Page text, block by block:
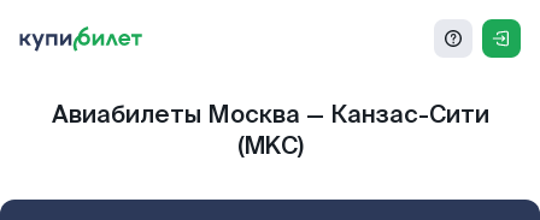
Авиабилеты Москва — Канзас-Сити
(MKC)